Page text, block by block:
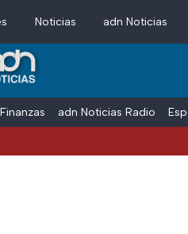
Noticias adn Noticias
Finanzas adn Noticias Radio